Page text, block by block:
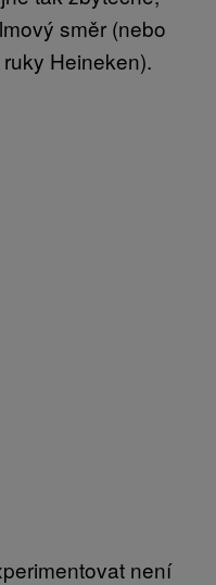
směr (nebo
Heineken).
není